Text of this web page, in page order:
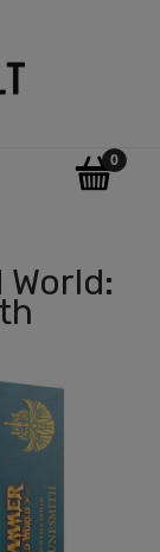
World: